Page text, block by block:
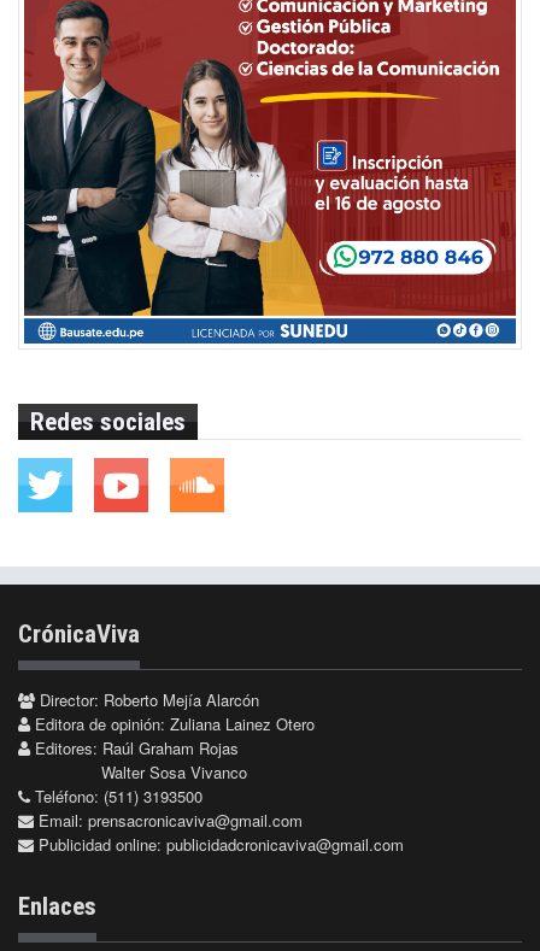
Redes sociales
CrónicaViva
Director: Roberto Mejía Alarcón
Editora de opinión: Zuliana Lainez Otero
Editores: Raúl Graham Rojas
Walter Sosa Vivanco
Teléfono: (511) 3193500
Email: prensacronicaviva@gmail.com
Publicidad online: publicidadcronicaviva@gmail.com
Enlaces